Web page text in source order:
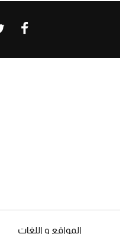
المواقع و اللغات